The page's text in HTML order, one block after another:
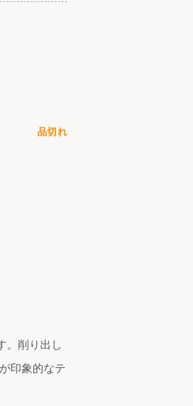
品切れ
。削り出し
印象的なテ